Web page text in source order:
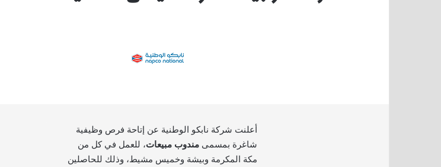
أعلنت شركة نابكو الوطنية عن إتاحة فرص وظيفية
شاغرة بمسمى مندوب مبيعات، للعمل في كل من
مكة المكرمة وبيشة وخميس مشيط، وذلك للحاصلين